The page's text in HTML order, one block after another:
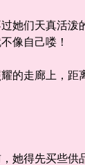
们天真活泼
像自己喽！
走廊上，距
得先买些供